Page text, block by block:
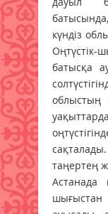
күндіз
Оңтүстік-
батысқа
облыстың
таңертең
Астанада
шығыстан